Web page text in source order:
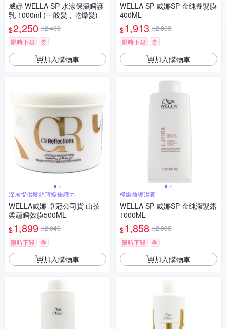
威娜 WELLA SP 水漾保濕瞬護
乳 1000ml (一般髮，乾燥髮)
$2,250 $2,400
限時下殺
券
加入購物車
深層提供髮絲頂級修護力
WELLA威娜 卓冠公司貨 山茶
柔蘊瞬效膜500ML
$1,899 $2,049
限時下殺
券
加入購物車
WELLA SP 威娜SP 金純養髮膜
400ML
$1,913 $2,063
限時下殺
券
加入購物車
極緻修護滋養
WELLA SP 威娜SP 金純潔髮露
1000ML
$1,858 $2,008
限時下殺
券
加入購物車